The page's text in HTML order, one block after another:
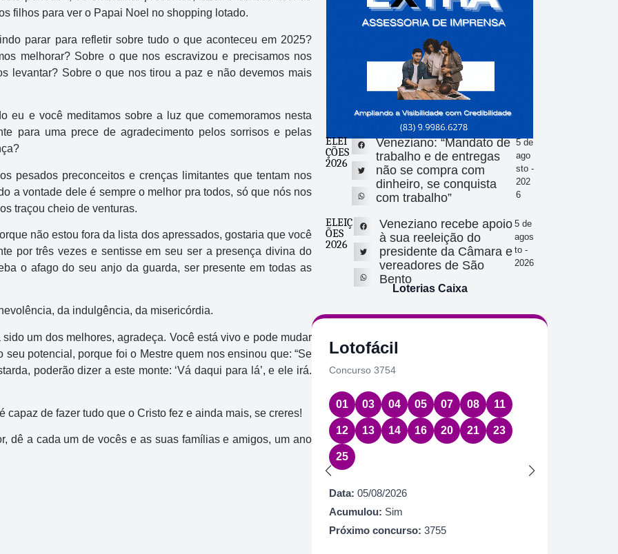
filhos para ver o Papai Noel no shopping lotado.
parar para refletir sobre tudo o que aconteceu em 2025?
melhorar? Sobre o que nos escravizou e precisamos nos
levantar? Sobre o que nos tirou a paz e não devemos mais
eu e você meditamos sobre a luz que comemoramos nesta
para uma prece de agradecimento pelos sorrisos e pelas
pesados preconceitos e crenças limitantes que tentam nos
a vontade dele é sempre o melhor pra todos, só que nós nos
traçou cheio de venturas.
não estou fora da lista dos apressados, gostaria que você
por três vezes e sentisse em seu ser a presença divina do
o afago do seu anjo da guarda, ser presente em todas as
da indulgência, da misericórdia.
um dos melhores, agradeça. Você está vivo e pode mudar
potencial, porque foi o Mestre quem nos ensinou que: “Se
poderão dizer a este monte: ‘Vá daqui para lá’, e ele irá.
capaz de fazer tudo que o Cristo fez e ainda mais, se creres!
dê a cada um de vocês e as suas famílias e amigos, um ano
ELEI
ÇÕES
2026
Veneziano: “Mandato de
trabalho e de entregas
não se compra com
dinheiro, se conquista
com trabalho”
5 de
ago
sto -
202
6
ELEIÇ
ÕES
2026
Veneziano recebe apoio
à sua reeleição do
presidente da Câmara e
vereadores de São
Bento
5 de
agos
to -
2026
Loterias Caixa
Mega-Sena
Concurso 3040
Data:04/08/2026
Lotofácil
Concurso 3754
01 03 04 05 07 08 11
12 13 14 16 20 21 23
25
Data: 05/08/2026
Acumulou: Sim
Próximo concurso: 3755